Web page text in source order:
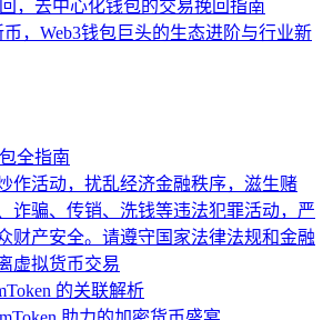
，去中心化钱包的交易挽回指南
币，Web3钱包巨头的生态进阶与行业新
全指南
作活动，扰乱经济金融秩序，滋生赌
诈骗、传销、洗钱等违法犯罪活动，严
财产安全。请遵守国家法律法规和金融
虚拟货币交易
的关联解析